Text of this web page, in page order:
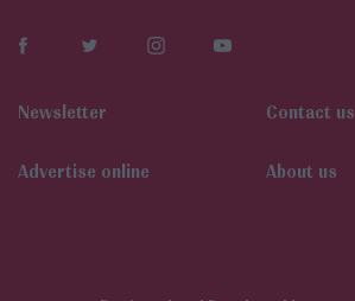
Newsletter Contact us
Αdvertise online About us